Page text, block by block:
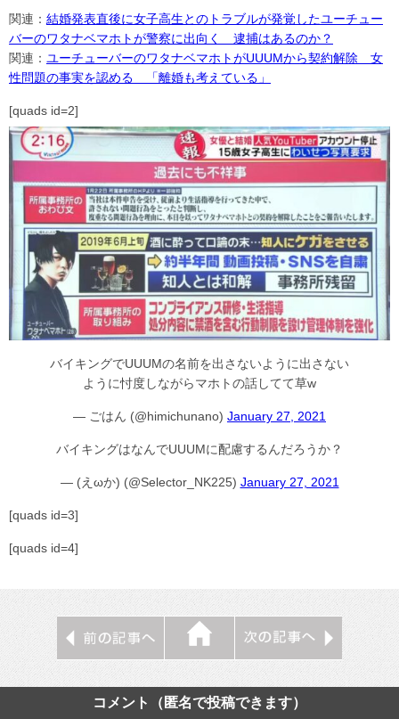
関連： 結婚発表直後に女子高生とのトラブルが発覚したユーチュー
バーのワタナベマホトが警察に出向く 逮捕はあるのか？
関連： ユーチューバーのワタナベマホトがUUUMから契約解除 女
性問題の事実を認める 「離婚も考えている」
[quads id=2]
バイキングでUUUMの名前を出さないように出さない
ように忖度しながらマホトの話してて草w
— ごはん (@himichunano) January 27, 2021
バイキングはなんでUUUMに配慮するんだろうか？
— (えωか) (@Selector_NK225) January 27, 2021
[quads id=3]
[quads id=4]
コメント（匿名で投稿できます）